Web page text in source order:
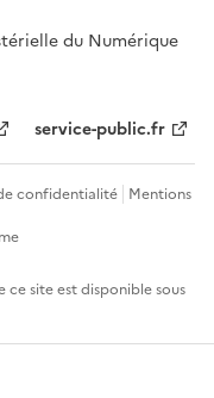
du Numérique
service-public.fr
confidentialité Mentions
site est disponible sous